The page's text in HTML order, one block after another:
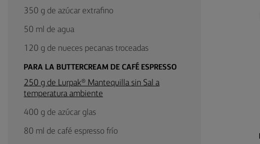
350 g de azúcar extrafino
50 ml de agua
120 g de nueces pecanas troceadas
PARA LA BUTTERCREAM DE CAFÉ ESPRESSO
250 g de Lurpak® Mantequilla sin Sal a
temperatura ambiente
400 g de azúcar glas
80 ml de café espresso frío